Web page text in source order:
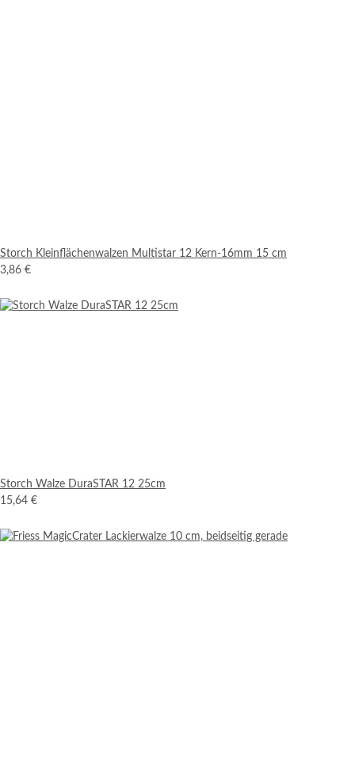
Storch Kleinflächenwalzen Multistar 12 Kern-16mm 15 cm
3,86 €
Storch Walze DuraSTAR 12 25cm
15,64 €